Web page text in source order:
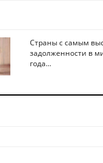
Страны с самым
задолженности в
года...